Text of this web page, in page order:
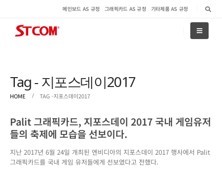
메인보드 AS 규정 그래픽카드 AS 규정 기타제품 AS 규정
Tag - 지포스데이2017
HOME TAG -지포스데이2017
Palit 그래픽카드, 지포스데이 2017 국내 게임유저
들의 축제에 모습을 선보이다.
지난 2017년 6월 24일 개최된 엔비디아의 지포스데이 2017 행사에서 Palit
그래픽카드를 국내 게임 유저들에게 선보였다고 전했다.